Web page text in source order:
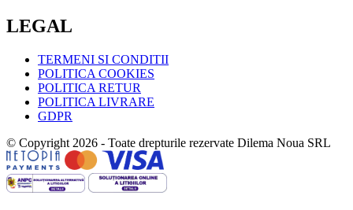
LEGAL
TERMENI SI CONDITII
POLITICA COOKIES
POLITICA RETUR
POLITICA LIVRARE
GDPR
© Copyright 2026 - Toate drepturile rezervate Dilema Noua SRL